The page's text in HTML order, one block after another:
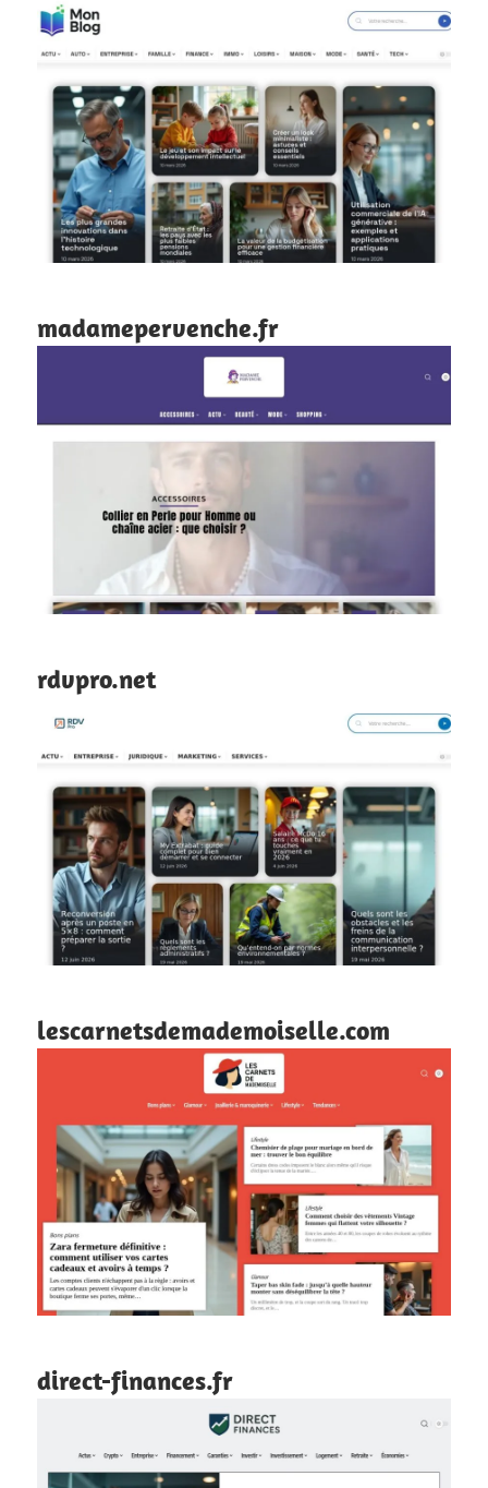
madamepervenche.fr
rdvpro.net
lescarnetsdemademoiselle.com
direct-finances.fr